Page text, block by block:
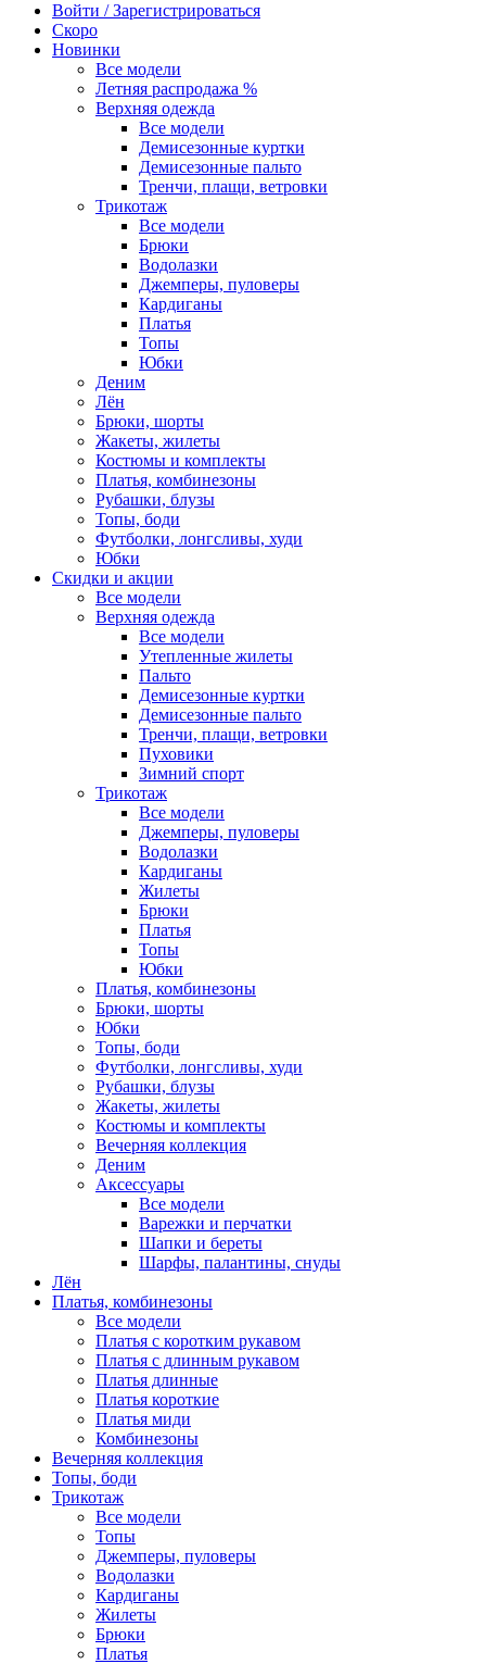
Войти / Зарегистрироваться
Скоро
Новинки
Все модели
Летняя распродажа %
Верхняя одежда
Все модели
Демисезонные куртки
Демисезонные пальто
Тренчи, плащи, ветровки
Трикотаж
Все модели
Брюки
Водолазки
Джемперы, пуловеры
Кардиганы
Платья
Топы
Юбки
Деним
Лён
Брюки, шорты
Жакеты, жилеты
Костюмы и комплекты
Платья, комбинезоны
Рубашки, блузы
Топы, боди
Футболки, лонгсливы, худи
Юбки
Скидки и акции
Все модели
Верхняя одежда
Все модели
Утепленные жилеты
Пальто
Демисезонные куртки
Демисезонные пальто
Тренчи, плащи, ветровки
Пуховики
Зимний спорт
Трикотаж
Все модели
Джемперы, пуловеры
Водолазки
Кардиганы
Жилеты
Брюки
Платья
Топы
Юбки
Платья, комбинезоны
Брюки, шорты
Юбки
Топы, боди
Футболки, лонгсливы, худи
Рубашки, блузы
Жакеты, жилеты
Костюмы и комплекты
Вечерняя коллекция
Деним
Аксессуары
Все модели
Варежки и перчатки
Шапки и береты
Шарфы, палантины, снуды
Лён
Платья, комбинезоны
Все модели
Платья с коротким рукавом
Платья с длинным рукавом
Платья длинные
Платья короткие
Платья миди
Комбинезоны
Вечерняя коллекция
Топы, боди
Трикотаж
Все модели
Топы
Джемперы, пуловеры
Водолазки
Кардиганы
Жилеты
Брюки
Платья